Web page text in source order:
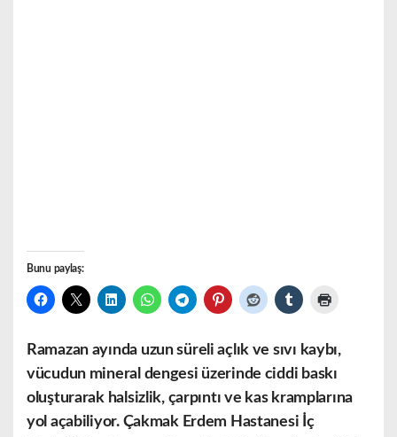
Bunu paylaş:
Ramazan ayında uzun süreli açlık ve sıvı kaybı,
vücudun mineral dengesi üzerinde ciddi baskı
oluşturarak halsizlik, çarpıntı ve kas kramplarına
yol açabiliyor. Çakmak Erdem Hastanesi İç